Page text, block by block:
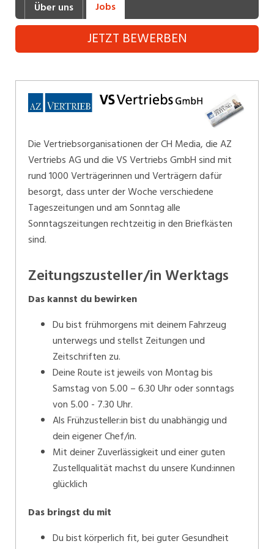
Industrie, Maschinenbau, Anlagenbau,
Produktion
Informatik, Telekommunikation
Kaufm. Berufe, Kundendienst, Verwaltung
Körperpflege, Wellness
Marketing, Kommunikation, Medien, Druck
Mechanik, Elektronik, Optik (Fertigung)
Medizin, Gesundheitswesen, Pflege
Sicherheit, Rettung, Polizei, Zoll
Verkauf, Handel, Kundenberatung,
Über uns Jobs
JETZT BEWERBEN
Die Vertriebsorganisationen der CH Media, die AZ
Vertriebs AG und die VS Vertriebs GmbH sind mit
rund 1000 Verträgerinnen und Verträgern dafür
besorgt, dass unter der Woche verschiedene
Tageszeitungen und am Sonntag alle
Sonntagszeitungen rechtzeitig in den Briefkästen
sind.
Zeitungszusteller/in Werktags
Das kannst du bewirken
Du bist frühmorgens mit deinem Fahrzeug
unterwegs und stellst Zeitungen und
Zeitschriften zu.
Deine Route ist jeweils von Montag bis
Samstag von 5.00 – 6.30 Uhr oder sonntags
von 5.00 - 7.30 Uhr.
Als Frühzusteller:in bist du unabhängig und
dein eigener Chef/in.
Mit deiner Zuverlässigkeit und einer guten
Zustellqualität machst du unsere Kund:innen
glücklich
Das bringst du mit
Du bist körperlich fit, bei guter Gesundheit